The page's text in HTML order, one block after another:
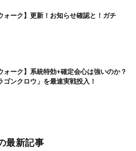
ォーク】更新！お知らせ確認と！ガチ
ォーク】系統特効+確定会心は強いのか？
ゴンクロウ」を最速実戦投入！
最新記事